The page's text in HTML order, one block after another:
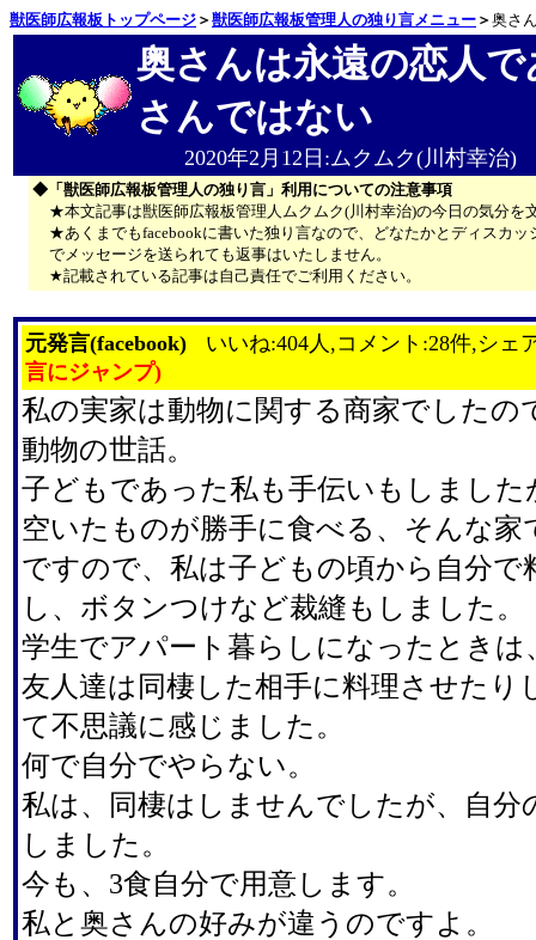
獣医師広報板トップページ ＞ 獣医師広報板管理人の独り言メニュー ＞ 奥さ
奥さんは永遠の恋人
さんではない
2020年2月12日:ムクムク(川村幸治)
◆「獣医師広報板管理人の独り言」利用についての注意事項
★本文記事は獣医師広報板管理人ムクムク(川村幸治)の今日の気分を
★あくまでもfacebookに書いた独り言なので、どなたかとディスカ
でメッセージを送られても返事はいたしません。
★記載されている記事は自己責任でご利用ください。
元発言(facebook)
いいね:404人,コメント:28件,シェ
言にジャンプ)
私の実家は動物に関する商家でしたの
動物の世話。
子どもであった私も手伝いもしました
空いたものが勝手に食べる、そんな家
ですので、私は子どもの頃から自分で
し、ボタンつけなど裁縫もしました。
学生でアパート暮らしになったときは
友人達は同棲した相手に料理させたり
て不思議に感じました。
何で自分でやらない。
私は、同棲はしませんでしたが、自分
しました。
今も、3食自分で用意します。
私と奥さんの好みが違うのですよ。